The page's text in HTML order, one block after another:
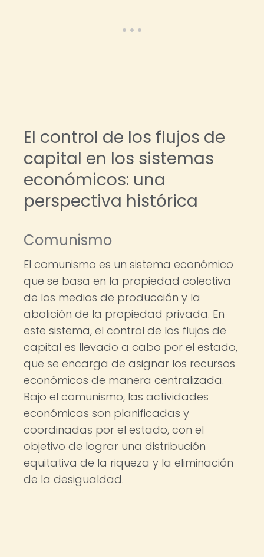
El control de los flujos de
capital en los sistemas
económicos: una
perspectiva histórica
Comunismo
El comunismo es un sistema económico
que se basa en la propiedad colectiva
de los medios de producción y la
abolición de la propiedad privada. En
este sistema, el control de los flujos de
capital es llevado a cabo por el estado,
que se encarga de asignar los recursos
económicos de manera centralizada.
Bajo el comunismo, las actividades
económicas son planificadas y
coordinadas por el estado, con el
objetivo de lograr una distribución
equitativa de la riqueza y la eliminación
de la desigualdad.